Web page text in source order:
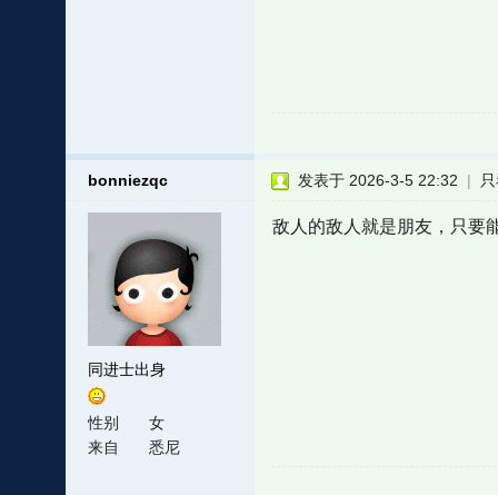
bonniezqc
同进士出身
性别
女
来自
悉尼
发表于 2026-3-5 22:32 |
敌人的敌人就是朋友，只要